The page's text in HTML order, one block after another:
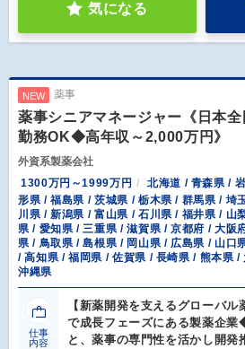
気になる
NEW 薬事
薬事シニアマネージャー《日本
勤務OK◆高年収～2,000万円》
外資系製薬会社
1300万円～1999万円
北海道 / 青森県 /
形県 / 福島県 / 茨城県 / 栃木県 / 群馬県 / 埼
川県 / 新潟県 / 富山県 / 石川県 / 福井県 / 山
県 / 愛知県 / 三重県 / 滋賀県 / 京都府 / 大阪
県 / 鳥取県 / 島根県 / 岡山県 / 広島県 / 山口
/ 高知県 / 福岡県 / 佐賀県 / 長崎県 / 熊本県
沖縄県
仕事
内容
【新薬開発を支えるグローバ
で成長フェーズにある製薬企
と、薬事の専門性を活かし開発